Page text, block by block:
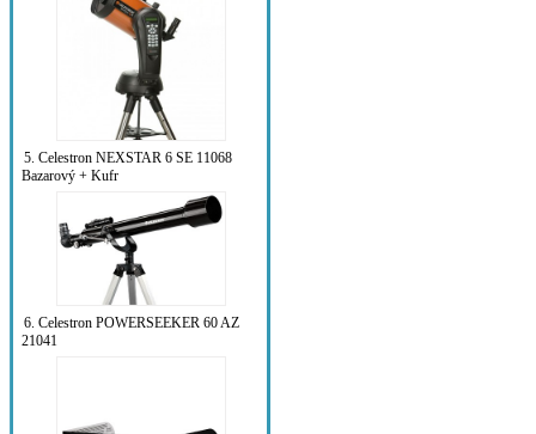
5. Celestron NEXSTAR 6 SE 11068
Bazarový + Kufr
6. Celestron POWERSEEKER 60 AZ
21041